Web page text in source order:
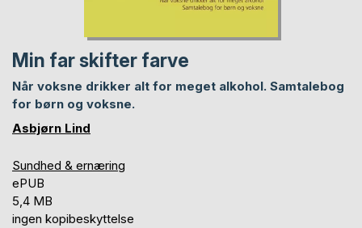
Min far skifter farve
Når voksne drikker alt for meget alkohol. Samtalebog
for børn og voksne.
Asbjørn Lind
Sundhed & ernæring
ePUB
5,4 MB
ingen kopibeskyttelse